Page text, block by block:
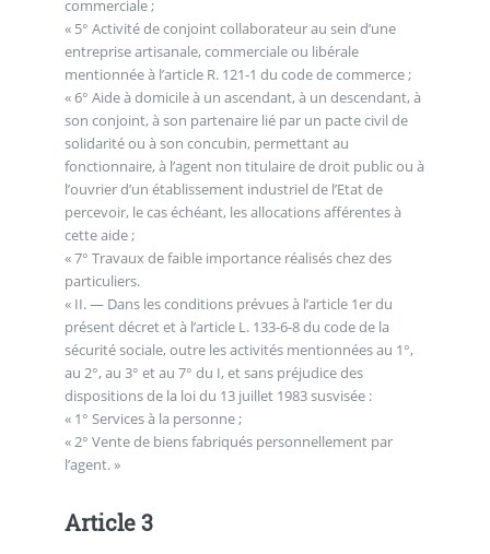
commerciale ;
« 5° Activité de conjoint collaborateur au sein d’une
entreprise artisanale, commerciale ou libérale
mentionnée à l’article R. 121-1 du code de commerce ;
« 6° Aide à domicile à un ascendant, à un descendant, à
son conjoint, à son partenaire lié par un pacte civil de
solidarité ou à son concubin, permettant au
fonctionnaire, à l’agent non titulaire de droit public ou à
l’ouvrier d’un établissement industriel de l’Etat de
percevoir, le cas échéant, les allocations afférentes à
cette aide ;
« 7° Travaux de faible importance réalisés chez des
particuliers.
« II. ― Dans les conditions prévues à l’article 1er du
présent décret et à l’article L. 133-6-8 du code de la
sécurité sociale, outre les activités mentionnées au 1°,
au 2°, au 3° et au 7° du I, et sans préjudice des
dispositions de la loi du 13 juillet 1983 susvisée :
« 1° Services à la personne ;
« 2° Vente de biens fabriqués personnellement par
l’agent. »
Article 3